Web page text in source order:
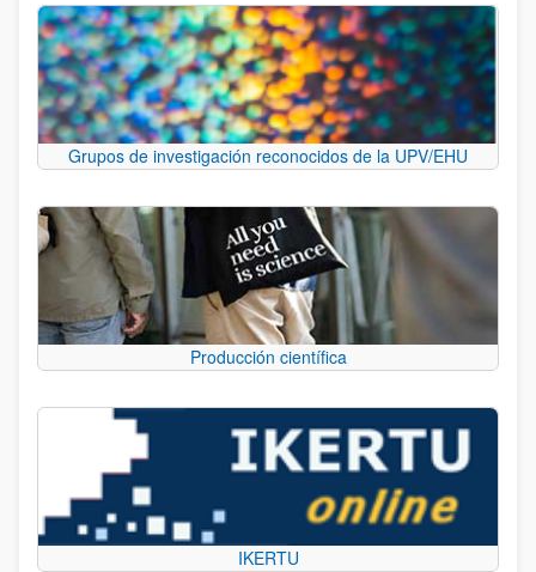
Grupos de investigación reconocidos de la UPV/EHU
Producción científica
IKERTU